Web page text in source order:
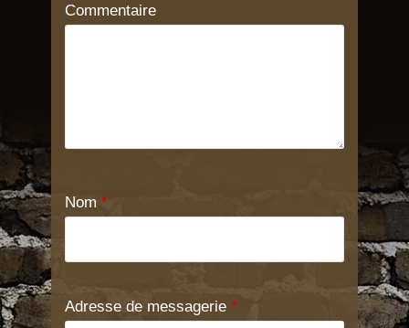
Commentaire
Nom *
Adresse de messagerie *